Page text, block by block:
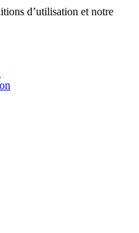
d’utilisation et notre